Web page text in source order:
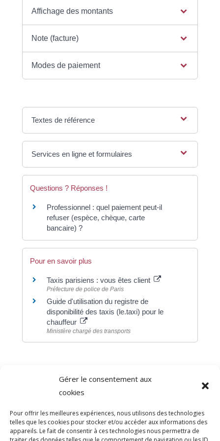
Gérer le consentement aux
cookies
Pour offrir les meilleures expériences, nous utilisons des technologies
telles que les cookies pour stocker et/ou accéder aux informations des
appareils. Le fait de consentir à ces technologies nous permettra de
Affichage des montants
Note (facture)
Modes de paiement
Textes de référence
Services en ligne et formulaires
Questions ? Réponses !
Professionnel : quel paiement peut-il
refuser (espèce, chèque, carte
bancaire) ?
Pour en savoir plus
Taxis parisiens : vous êtes client
Préfecture de police de Paris
Guide d'utilisation du registre de
disponibilité des taxis (le.taxi) pour le
chauffeur
Ministère chargé des transports
Direction de l'information légale et administrative
comarquage developpé par